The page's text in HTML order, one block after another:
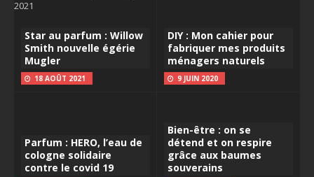
Star au parfum : Willow
Smith nouvelle égérie
Mugler
18 AOÛT 2021
DIY : Mon cahier pour
fabriquer mes produits
ménagers naturels
9 JUIN 2020
Parfum : HERO, l’eau de
cologne solidaire
contre le covid 19
Bien-être : on se
détend et on respire
grâce aux baumes
souverains